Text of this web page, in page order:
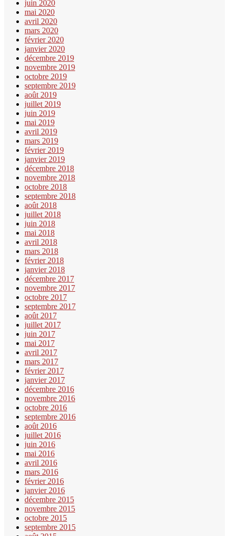
juin 2020
mai 2020
avril 2020
mars 2020
février 2020
janvier 2020
décembre 2019
novembre 2019
octobre 2019
septembre 2019
août 2019
juillet 2019
juin 2019
mai 2019
avril 2019
mars 2019
février 2019
janvier 2019
décembre 2018
novembre 2018
octobre 2018
septembre 2018
août 2018
juillet 2018
juin 2018
mai 2018
avril 2018
mars 2018
février 2018
janvier 2018
décembre 2017
novembre 2017
octobre 2017
septembre 2017
août 2017
juillet 2017
juin 2017
mai 2017
avril 2017
mars 2017
février 2017
janvier 2017
décembre 2016
novembre 2016
octobre 2016
septembre 2016
août 2016
juillet 2016
juin 2016
mai 2016
avril 2016
mars 2016
février 2016
janvier 2016
décembre 2015
novembre 2015
octobre 2015
septembre 2015